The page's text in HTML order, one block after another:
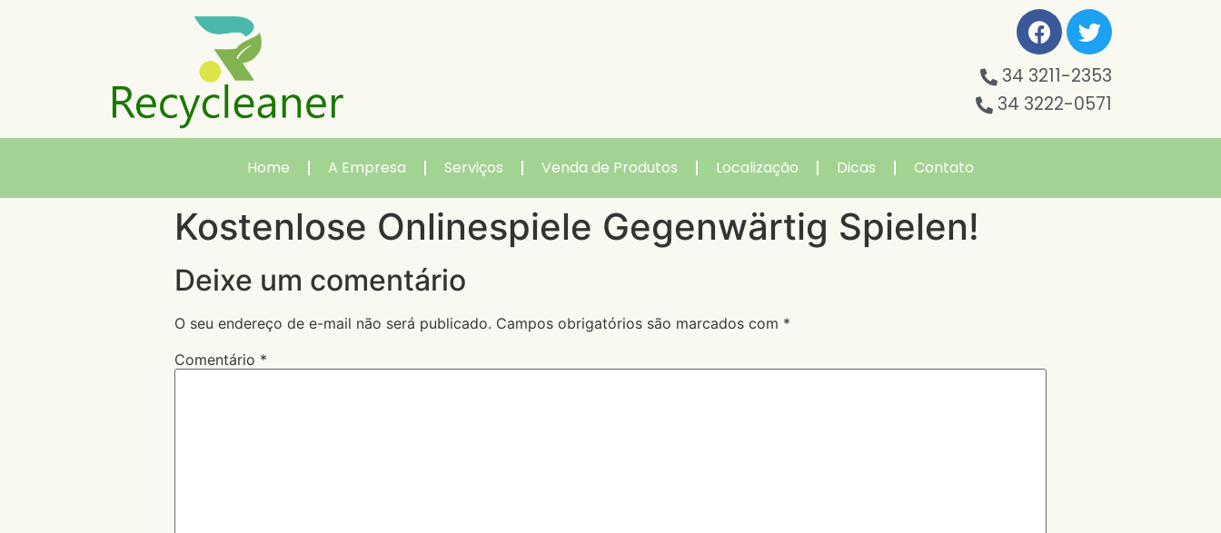
34 3211-2353
34 3222-0571
Home A Empresa Serviços Venda de Produtos Localização Dicas Contato
Kostenlose Onlinespiele Gegenwärtig Spielen!
Deixe um comentário
O seu endereço de e-mail não será publicado. Campos obrigatórios são marcados com *
Comentário *